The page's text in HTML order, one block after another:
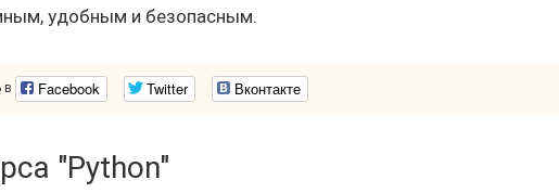
удобным и безопасным.
в Facebook Twitter Вконтакте
"Python"